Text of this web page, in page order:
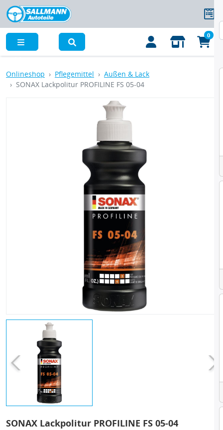
0
Onlineshop Pflegemittel
Außen & Lack
SONAX Lackpolitur PROFILINE FS 05-04
SONAX Lackpolitur PROFILINE FS 05-04